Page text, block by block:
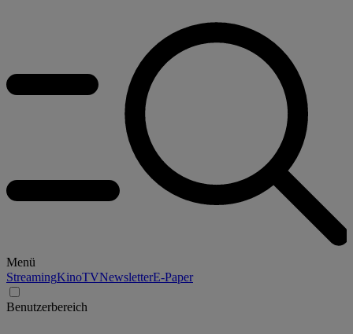
Menü
StreamingKinoTVNewsletterE-Paper
Benutzerbereich